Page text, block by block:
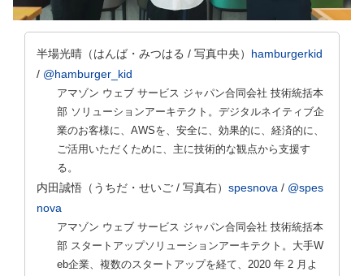
半場光晴 （はんば・みつはる / 写真中央） hamburgerkid
/ @hamburger_kid
アマゾン ウェブ サービス ジャパン合同会社 技術統括本
部 ソリューションアーキテクト。デジタルネイティブ企
業のお客様に、AWSを、安全に、効果的に、経済的に、
ご活用いただくために、主に技術的な観点から支援す
る。
内田誠悟 （うちだ・せいご / 写真右） spesnova / @spes
nova
アマゾン ウェブ サービス ジャパン合同会社 技術統括本
部 スタートアップソリューションアーキテクト。大手W
eb企業、複数のスタートアップを経て、2020 年 2 月よ